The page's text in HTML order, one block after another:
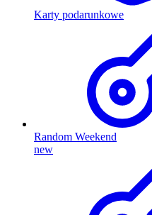
Karty podarunkowe
Random Weekend
new